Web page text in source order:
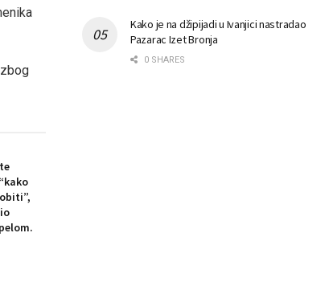
Kako je na džipijadi u Ivanjici nastradao
Pazarac Izet Bronja
0 SHARES